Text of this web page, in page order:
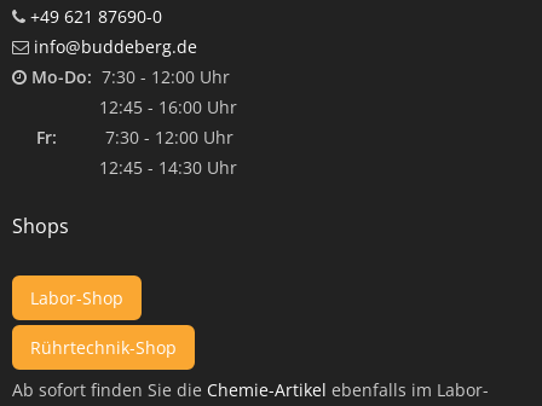
+49 621 87690-0
info@buddeberg.de
Mo-Do: 7:30 - 12:00 Uhr
12:45 - 16:00 Uhr
Fr: 7:30 - 12:00 Uhr
12:45 - 14:30 Uhr
Shops
Labor-Shop
Rührtechnik-Shop
Ab sofort finden Sie die Chemie-Artikel ebenfalls im Labor-